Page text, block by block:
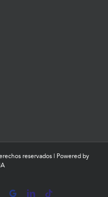
reservados | Powered by
MyBusinessLinkedInTiktok